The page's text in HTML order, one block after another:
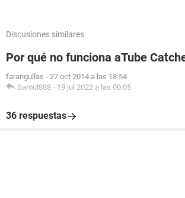
Discusiones similares
Por qué no funciona aTube
farangullas - 27 oct 2014 a las 18:54
Samul888 - 19 jul 2022 a las 00:05
36 respuestas